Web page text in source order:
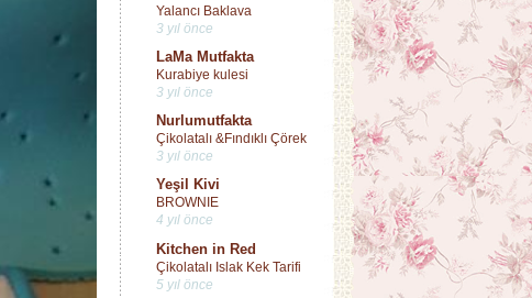
Yalancı Baklava
3 yıl önce
LaMa Mutfakta
Kurabiye kulesi
3 yıl önce
Nurlumutfakta
Çikolatalı &Fındıklı Çörek
3 yıl önce
Yeşil Kivi
BROWNIE
4 yıl önce
Kitchen in Red
Çikolatalı Islak Kek Tarifi
5 yıl önce